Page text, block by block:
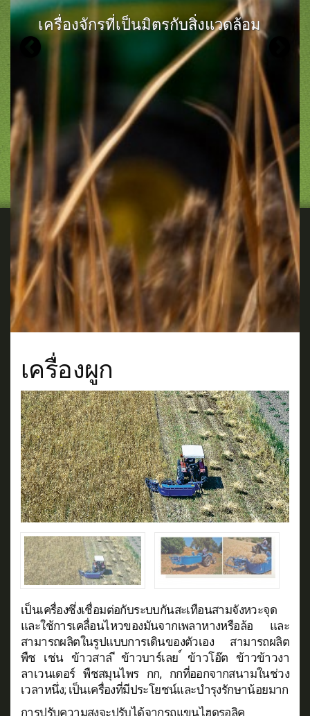
เครื่องจักรที่เป็นมิตรกับสิ่งแวดล้อม
Previous
เครื่องผูก
เป็นเครื่องซึ่งเชื่อมต่อกับระบบกันสะเทือนสามจังหวะจุด
และใช้การเคลื่อนไหวของมันจากเพลาหางหรือล้อ และ
สามารถผลิตในรูปแบบการเดินของตัวเอง สามารถผลิต
พืช เช่น ข้าวสาล ีข้าวบาร์เลย ์ข้าวโอ๊ต ข้าวข้าวงา
ลาเวนเดอร์ พืชสมุนไพร กก, กกที่ออกจากสนามในช่วง
เวลาหนึ่ง; เป็นเครื่องที่มีประโยชน์และบำรุงรักษาน้อยมาก
การปรับความสูงจะปรับได้จากรถแขนไฮดรอลิค